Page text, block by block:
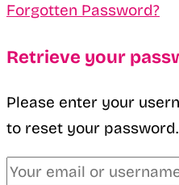
Forgotten Password?
Retrieve your
Please enter your
to reset your password.